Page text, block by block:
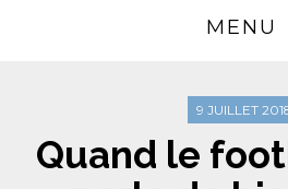
MENU
9 JUILLET
Quand le